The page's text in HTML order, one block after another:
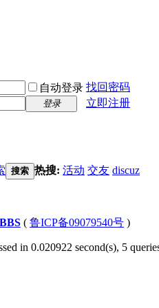
自动登录 找回密码
登录
立即注册
搜索 热搜: 活动 交友 discuz
( 鲁ICP备09079540号 )
in 0.020922 second(s), 5